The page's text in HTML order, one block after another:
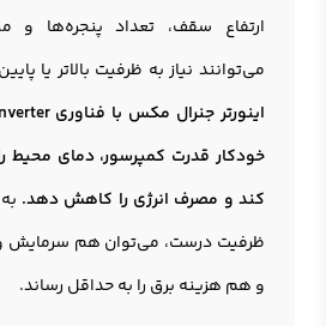
ارتفاع سقف، تعداد پنجره‌ها و
می‌توانند نیاز به ظرفیت بالاتر یا
خودکار قدرت کمپرسور، دمای محیط
کند و مصرف انرژی را کاهش دهد.
ظرفیت درست، می‌توان هم سرمایش
و هم هزینه برق را به حداقل رساند.